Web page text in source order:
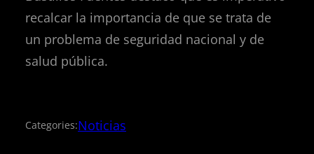
recalcar la importancia de que se trata de
un problema de seguridad nacional y de
salud pública.
Categories:Noticias